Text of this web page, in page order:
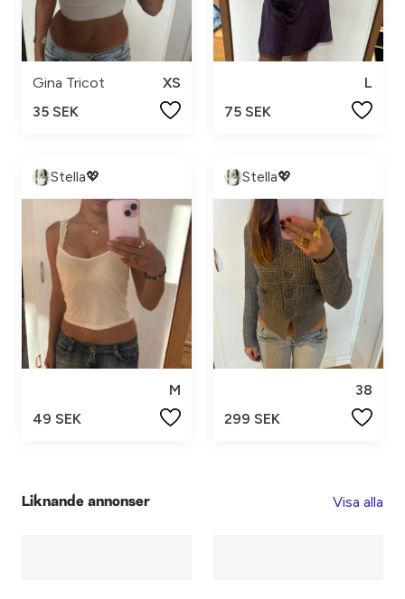
Gina Tricot
XS
35 SEK
L
75 SEK
Stella💖
M
49 SEK
Stella💖
38
299 SEK
Liknande annonser Visa alla